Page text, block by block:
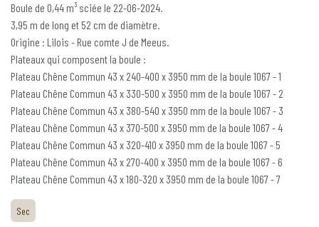
Boule de 0,44 m³ sciée le 22-06-2024.
3,95 m de long et 52 cm de diamètre.
Origine : Lilois - Rue comte J de Meeus.
Plateaux qui composent la boule :
Plateau Chêne Commun 43 x 240-400 x 3950 mm de la boule 1067 - 1
Plateau Chêne Commun 43 x 330-500 x 3950 mm de la boule 1067 - 2
Plateau Chêne Commun 43 x 380-540 x 3950 mm de la boule 1067 - 3
Plateau Chêne Commun 43 x 370-500 x 3950 mm de la boule 1067 - 4
Plateau Chêne Commun 43 x 320-410 x 3950 mm de la boule 1067 - 5
Plateau Chêne Commun 43 x 270-400 x 3950 mm de la boule 1067 - 6
Plateau Chêne Commun 43 x 180-320 x 3950 mm de la boule 1067 - 7
Sec